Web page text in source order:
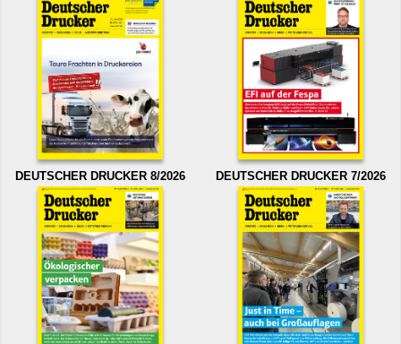
DEUTSCHER DRUCKER 8/2026 DEUTSCHER DRUCKER 7/2026